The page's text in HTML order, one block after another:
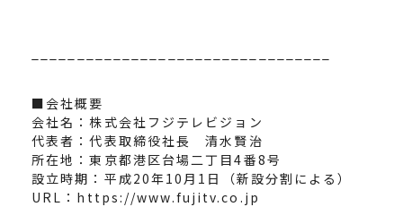
■会社概要
会社名：株式会社フジテレビジョン
代表者：代表取締役社長 清水賢治
所在地：東京都港区台場二丁目4番8号
設立時期：平成20年10月1日（新設分割による）
URL： https://www.fujitv.co.jp